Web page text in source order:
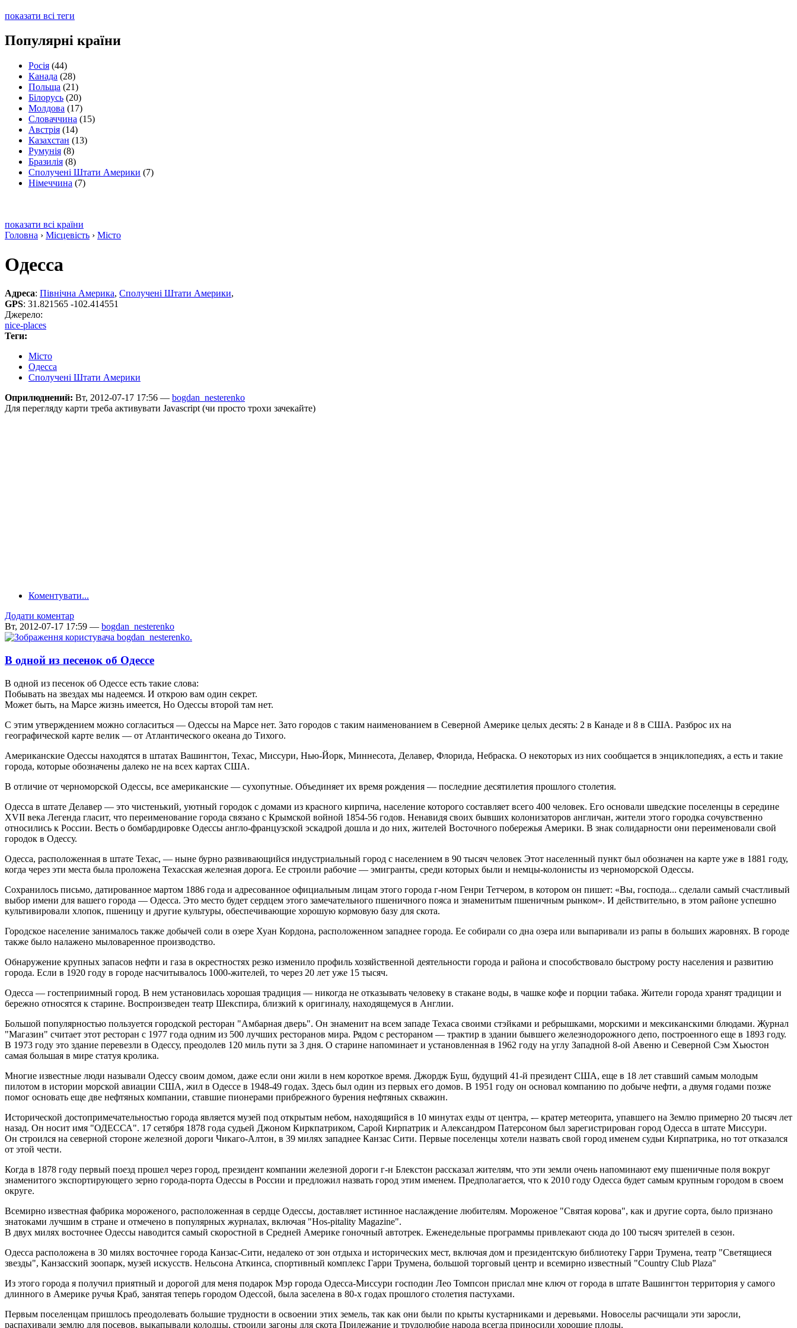
показати всі теги
Популярні країни
Росія (44)
Канада (28)
Польща (21)
Білорусь (20)
Молдова (17)
Словаччина (15)
Австрія (14)
Казахстан (13)
Румунія (8)
Бразилія (8)
Сполучені Штати Америки (7)
Німеччина (7)
показати всі країни
Головна › Місцевість › Місто
Одесса
Адреса: Північна Америка, Сполучені Штати Америки,
GPS: 31.821565 -102.414551
Джерело:
nice-places
Теги:
Місто
Одесса
Сполучені Штати Америки
Оприлюднений: Вт, 2012-07-17 17:56 — bogdan_nesterenko
Для перегляду карти треба активувати Javascript (чи просто трохи зачекайте)
Коментувати...
Додати коментар
Вт, 2012-07-17 17:59 — bogdan_nesterenko
В одной из песенок об Одессе
В одной из песенок об Одессе есть такие слова:
Побывать на звездах мы надеемся. И открою вам один секрет.
Может быть, на Марсе жизнь имеется, Но Одессы второй там нет.
С этим утверждением можно согласиться — Одессы на Марсе нет. Зато городов с таким наименованием в Северной Америке целых десять: 2 в Канаде и 8 в США. Разброс их на
географической карте велик — от Атлантического океана до Тихого.
Американские Одессы находятся в штатах Вашингтон, Техас, Миссури, Нью-Йорк, Миннесота, Делавер, Флорида, Небраска. О некоторых из них сообщается в энциклопедиях, а есть и такие
города, которые обозначены далеко не на всех картах США.
В отличие от черноморской Одессы, все американские — сухопутные. Объединяет их время рождения — последние десятилетия прошлого столетия.
Одесса в штате Делавер — это чистенький, уютный городок с домами из красного кирпича, население которого составляет всего 400 человек. Его основали шведские поселенцы в середине
XVII века Легенда гласит, что переименование города связано с Крымской войной 1854-56 годов. Ненавидя своих бывших колонизаторов англичан, жители этого городка сочувственно
относились к России. Весть о бомбардировке Одессы англо-французской эскадрой дошла и до них, жителей Восточного побережья Америки. В знак солидарности они переименовали свой
городок в Одессу.
Одесса, расположенная в штате Техас, — ныне бурно развивающийся индустриальный город с населением в 90 тысяч человек Этот населенный пункт был обозначен на карте уже в 1881 году,
когда через эти места была проложена Техасская железная дорога. Ее строили рабочие — эмигранты, среди которых были и немцы-колонисты из черноморской Одессы.
Сохранилось письмо, датированное мартом 1886 года и адресованное официальным лицам этого города г-ном Генри Тетчером, в котором он пишет: «Вы, господа... сделали самый счастливый
выбор имени для вашего города — Одесса. Это место будет сердцем этого замечательного пшеничного пояса и знаменитым пшеничным рынком». И действительно, в этом районе успешно
культивировали хлопок, пшеницу и другие культуры, обеспечивающие хорошую кормовую базу для скота.
Городское население занималось также добычей соли в озере Хуан Кордона, расположенном западнее города. Ее собирали со дна озера или выпаривали из рапы в больших жаровнях. В городе
также было налажено мыловаренное производство.
Обнаружение крупных запасов нефти и газа в окрестностях резко изменило профиль хозяйственной деятельности города и района и способствовало быстрому росту населения и развитию
города. Если в 1920 году в городе насчитывалось 1000-жителей, то через 20 лет уже 15 тысяч.
Одесса — гостеприимный город. В нем установилась хорошая традиция — никогда не отказывать человеку в стакане воды, в чашке кофе и порции табака. Жители города хранят традиции и
бережно относятся к старине. Воспроизведен театр Шекспира, близкий к оригиналу, находящемуся в Англии.
Большой популярностью пользуется городской ресторан "Амбарная дверь". Он знаменит на всем западе Техаса своими стэйками и ребрышками, морскими и мексиканскими блюдами. Журнал
"Магазин" считает этот ресторан с 1977 года одним из 500 лучших ресторанов мира. Рядом с рестораном — трактир в здании бывшего железнодорожного депо, построенного еще в 1893 году.
В 1973 году это здание перевезли в Одессу, преодолев 120 миль пути за 3 дня. О старине напоминает и установленная в 1962 году на углу Западной 8-ой Авеню и Северной Сэм Хьюстон
самая большая в мире статуя кролика.
Многие известные люди называли Одессу своим домом, даже если они жили в нем короткое время. Джордж Буш, будущий 41-й президент США, еще в 18 лет ставший самым молодым
пилотом в истории морской авиации США, жил в Одессе в 1948-49 годах. Здесь был один из первых его домов. В 1951 году он основал компанию по добыче нефти, а двумя годами позже
помог основать еще две нефтяных компании, ставшие пионерами прибрежного бурения нефтяных скважин.
Исторической достопримечательностью города является музей под открытым небом, находящийся в 10 минутах езды от центра, -– кратер метеорита, упавшего на Землю примерно 20 тысяч лет
назад. Он носит имя "ОДЕССА". 17 сетября 1878 года судьей Джоном Киркпатриком, Сарой Кирпатрик и Александром Патерсоном был зарегистрирован город Одесса в штате Миссури.
Он строился на северной стороне железной дороги Чикаго-Алтон, в 39 милях западнее Канзас Сити. Первые поселенцы хотели назвать свой город именем судьи Кирпатрика, но тот отказался
от этой чести.
Когда в 1878 году первый поезд прошел через город, президент компании железной дороги г-н Блекстон рассказал жителям, что эти земли очень напоминают ему пшеничные поля вокруг
знаменитого экспортирующего зерно города-порта Одессы в России и предложил назвать город этим именем. Предполагается, что к 2010 году Одесса будет самым крупным городом в своем
округе.
Всемирно известная фабрика мороженого, расположенная в сердце Одессы, доставляет истинное наслаждение любителям. Мороженое "Святая корова", как и другие сорта, было признано
знатоками лучшим в стране и отмечено в популярных журналах, включая "Hos-pitality Magazine".
В двух милях восточнее Одессы наводится самый скоростной в Средней Америке гоночный автотрек. Еженедельные программы привлекают сюда до 100 тысяч зрителей в сезон.
Одесса расположена в 30 милях восточнее города Канзас-Сити, недалеко от зон отдыха и исторических мест, включая дом и президентскую библиотеку Гарри Трумена, театр "Светящиеся
звезды", Канзасский зоопарк, музей искусств. Нельсона Аткинса, спортивный комплекс Гарри Трумена, большой торговый центр и всемирно известный "Country Club Plaza"
Из этого города я получил приятный и дорогой для меня подарок Мэр города Одесса-Миссури господин Лео Томпсон прислал мне ключ от города в штате Вашингтон территория у самого
длинного в Америке ручья Краб, занятая теперь городом Одессой, была заселена в 80-х годах прошлого столетия пастухами.
Первым поселенцам пришлось преодолевать большие трудности в освоении этих земель, так как они были по крыты кустарниками и деревьями. Новоселы расчищали эти заросли,
распахивали землю для посевов, выкапывали колодцы, строили загоны для скота Прилежание и трудолюбие народа всегда приносили хорошие плоды.